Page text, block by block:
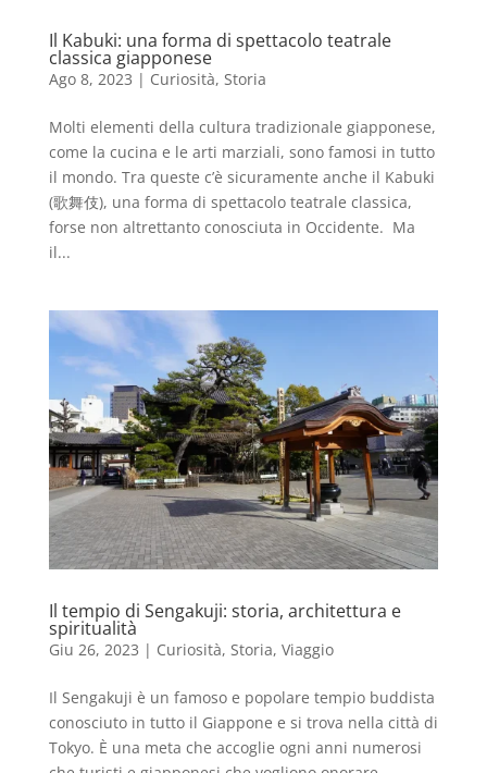
Il Kabuki: una forma di spettacolo teatrale
classica giapponese
Ago 8, 2023 | Curiosità, Storia
Molti elementi della cultura tradizionale giapponese,
come la cucina e le arti marziali, sono famosi in tutto
il mondo. Tra queste c’è sicuramente anche il Kabuki
(歌舞伎), una forma di spettacolo teatrale classica,
forse non altrettanto conosciuta in Occidente. Ma
il...
Il tempio di Sengakuji: storia, architettura e
spiritualità
Giu 26, 2023 | Curiosità, Storia, Viaggio
Il Sengakuji è un famoso e popolare tempio buddista
conosciuto in tutto il Giappone e si trova nella città di
Tokyo. È una meta che accoglie ogni anni numerosi